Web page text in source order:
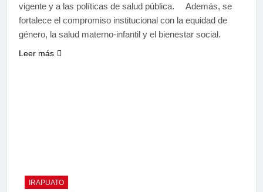
vigente y a las políticas de salud pública. Además, se
fortalece el compromiso institucional con la equidad de
género, la salud materno-infantil y el bienestar social.
Leer más
IRAPUATO